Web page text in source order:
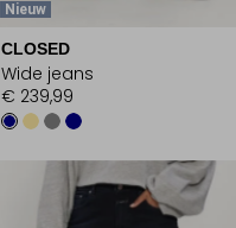
Nieuw
CLOSED
Wide jeans
€ 239,99